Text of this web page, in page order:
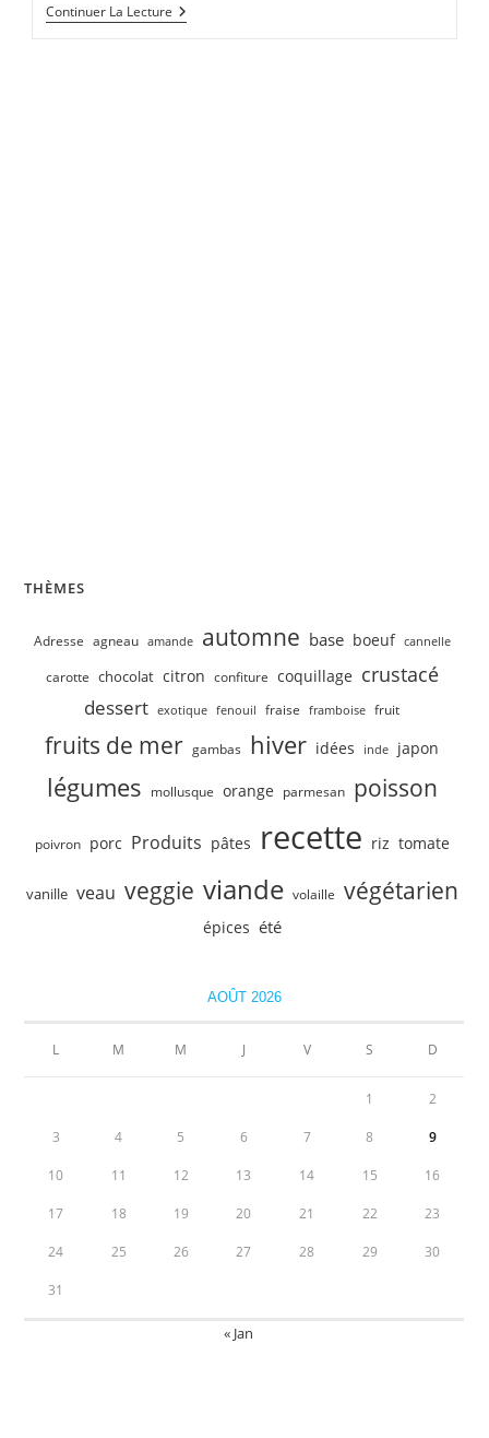
Continuer La Lecture Conchiglioni
Au
THÈMES
Adresse agneau amande automne base boeuf cannelle
carotte chocolat citron confiture coquillage crustacé
dessert exotique fenouil fraise framboise fruit
fruits de mer gambas hiver idées inde japon
légumes mollusque orange parmesan poisson
poivron porc Produits pâtes recette riz tomate
vanille veau veggie viande volaille végétarien
épices été
AOÛT 2026
L M M J V S D
1 2
3 4 5 6 7 8 9
10 11 12 13 14 15 16
17 18 19 20 21 22 23
24 25 26 27 28 29 30
31
« Jan